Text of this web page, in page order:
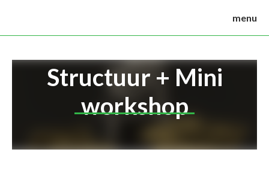
menu
Structuur + Mini
workshop